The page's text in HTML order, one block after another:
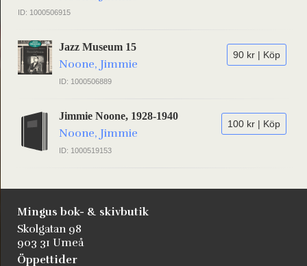
ID: 1000506915
90 kr | Köp
Jazz Museum 15
Noone, Jimmie
ID: 1000506889
100 kr | Köp
Jimmie Noone, 1928-1940
Noone, Jimmie
ID: 1000519153
Mingus bok- & skivbutik
Skolgatan 98
903 31 Umeå
Öppettider